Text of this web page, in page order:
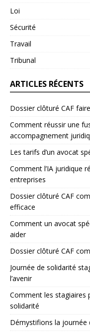
Loi
Sécurité
Travail
Tribunal
ARTICLES RÉCENTS
Dossier clôturé CAF
Comment réussir une
accompagnement
Les tarifs d’un avocat
Comment l’IA juridique
entreprises
Dossier clôturé CAF
efficace
Comment un avocat
aider
Dossier clôturé CAF
Journée de solidarité
l’avenir
Comment les stagiaires
solidarité
Démystifions la journée